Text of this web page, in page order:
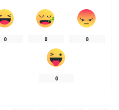
0 0 0
0